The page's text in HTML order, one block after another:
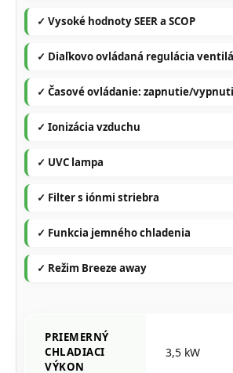
✓ Vysoké hodnoty SEER a SCOP
✓ Diaľkovo ovládaná regulácia
✓ Časové ovládanie: zapnutie/
✓ Ionizácia vzduchu
✓ UVC lampa
✓ Filter s iónmi striebra
✓ Funkcia jemného chladenia
✓ Režim Breeze away
PRIEMERNÝ
CHLADIACI
VÝKON
3,5 kW